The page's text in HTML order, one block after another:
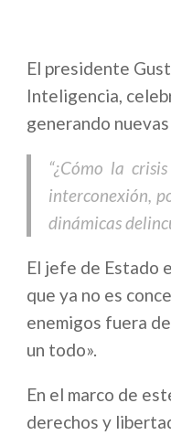
El presidente
Inteligencia,
generando
“¿Cómo la
interconexión,
dinámicas
El jefe de Estado
que ya no es
enemigos fuera
un todo».
En el marco de
derechos y